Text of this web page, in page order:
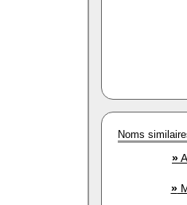
Noms
»
»